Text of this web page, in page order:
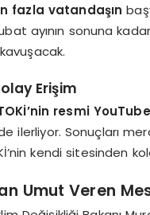
fazla vatandaşın
ayının sonuna
Erişim
resmi
ilerliyor. Sonuçları
kendi sitesinden
Umut Veren